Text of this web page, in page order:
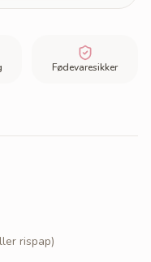
Fødevaresikker
rispap)